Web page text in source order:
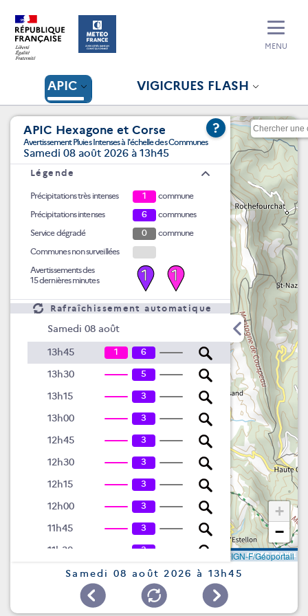
APIC VIGICRUES FLASH
MENU
APIC Hexagone et Corse
Avertissement Pluies Intenses à l'échelle des Communes
Samedi 08 août 2026 à 13h45
?
Légende
Précipitations très intenses 1
commune
Précipitations intenses
6
communes
Service dégradé
0
commune
Communes non surveillées
Avertissements des
15 dernières minutes
1 1
Rafraîchissement automatique
Samedi 08 août
13h45 1 6
13h30 5
13h15 3
13h00 3
12h45 3
12h30 3
12h15 3
12h00 3
11h45 3
11h30 3
11h15 3
3
+
−
©IGN-F/Géoportail
Samedi 08 août 2026 à 13h45